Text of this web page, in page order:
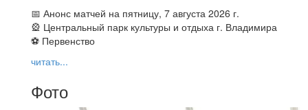
📅 Анонс матчей на пятницу, 7 августа 2026 г.
🎡 Центральный парк культуры и отдыха г. Владимира
⚽ Первенство
читать...
Фото